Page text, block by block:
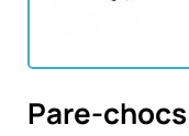
Pare-